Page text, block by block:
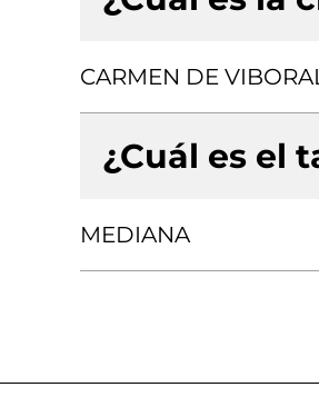
CARMEN DE
¿Cuál es el
MEDIANA